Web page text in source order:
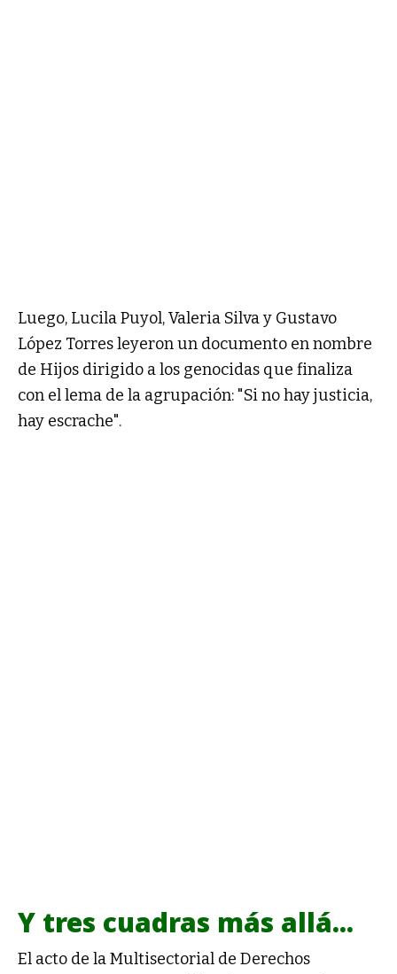
Luego, Lucila Puyol, Valeria Silva y Gustavo
López Torres leyeron un documento en nombre
de Hijos dirigido a los genocidas que finaliza
con el lema de la agrupación: "Si no hay justicia,
hay escrache".
Y tres cuadras más allá...
El acto de la Multisectorial de Derechos